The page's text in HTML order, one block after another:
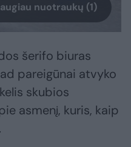
nuotraukų (1)
šerifo biuras
pareigūnai atvyko
skubios
asmenį, kuris, kaip